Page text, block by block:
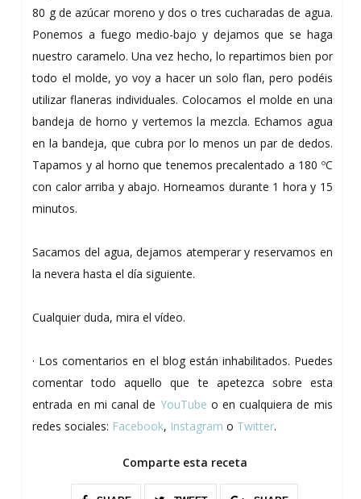
80 g de azúcar moreno y dos o tres cucharadas de agua.
Ponemos a fuego medio-bajo y dejamos que se haga
nuestro caramelo. Una vez hecho, lo repartimos bien por
todo el molde, yo voy a hacer un solo flan, pero podéis
utilizar flaneras individuales. Colocamos el molde en una
bandeja de horno y vertemos la mezcla. Echamos agua
en la bandeja, que cubra por lo menos un par de dedos.
Tapamos y al horno que tenemos precalentado a 180 ºC
con calor arriba y abajo. Horneamos durante 1 hora y 15
minutos.
Sacamos del agua, dejamos atemperar y reservamos en
la nevera hasta el día siguiente.
Cualquier duda, mira el vídeo.
· Los comentarios en el blog están inhabilitados. Puedes
comentar todo aquello que te apetezca sobre esta
entrada en mi canal de YouTube o en cualquiera de mis
redes sociales: Facebook, Instagram o Twitter.
Comparte esta receta